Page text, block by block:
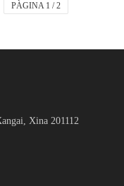
PÀGINA 1 / 2
Xina 201112